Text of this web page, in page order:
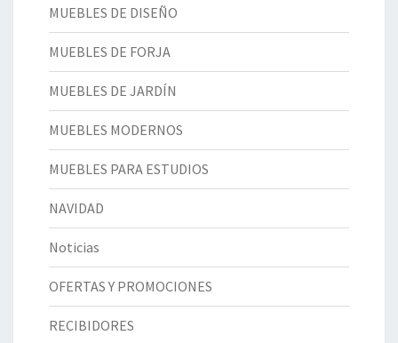
MUEBLES DE DISEÑO
MUEBLES DE FORJA
MUEBLES DE JARDÍN
MUEBLES MODERNOS
MUEBLES PARA ESTUDIOS
NAVIDAD
Noticias
OFERTAS Y PROMOCIONES
RECIBIDORES